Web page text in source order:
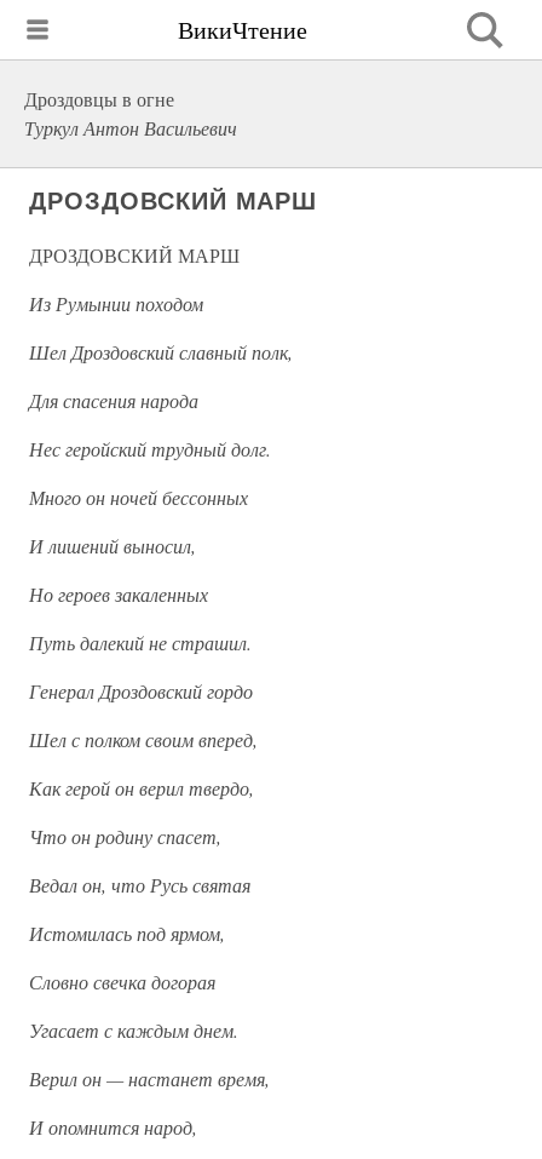
ВикиЧтение
Дроздовцы в огне
Туркул Антон Васильевич
ДРОЗДОВСКИЙ МАРШ
ДРОЗДОВСКИЙ МАРШ
Из Румынии походом
Шел Дроздовский славный полк,
Для спасения народа
Нес геройский трудный долг.
Много он ночей бессонных
И лишений выносил,
Но героев закаленных
Путь далекий не страшил.
Генерал Дроздовский гордо
Шел с полком своим вперед,
Как герой он верил твердо,
Что он родину спасет,
Ведал он, что Русь святая
Истомилась под ярмом,
Словно свечка догорая
Угасает с каждым днем.
Верил он — настанет время,
И опомнится народ,